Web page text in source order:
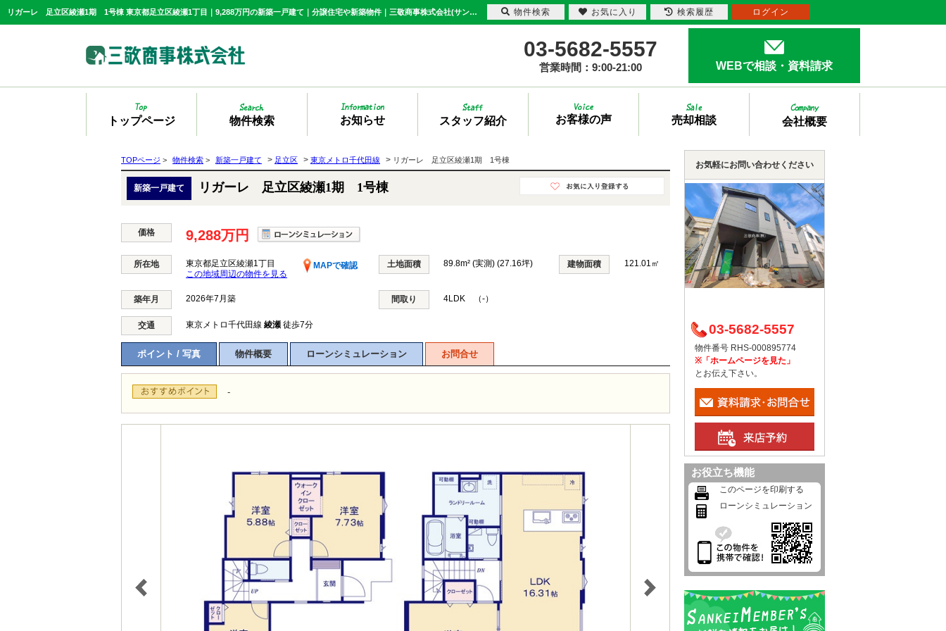
リガーレ 足立区綾瀬1期 1号棟 東京都足立区綾瀬1丁目｜9,288万円の新築一戸建て｜分譲住宅や新築物件｜三敬商事株式会社(サンケイ商事)
03-5682-5557
営業時間：9:00-21:00 WEBで相談・資料請求
トップページ 物件検索 お知らせ スタッフ紹介 お客様の声 売却相談 会社概要
TOPページ > 物件検索 > 新築一戸建て > 足立区 > 東京メトロ千代田線 > リガーレ 足立区綾瀬1期 1号棟
新築一戸建て リガーレ 足立区綾瀬1期 1号棟
価格 9,288万円
所在地 東京都足立区綾瀬1丁目
MAPで確認
この地域周辺の物件を見る
土地面積 89.8m² (実測) (27.16坪) 建物面積 121.01㎡
築年月 2026年7月築 間取り 4LDK （-）
交通 東京メトロ千代田線 綾瀬 徒歩7分
ポイント / 写真 物件概要 ローンシミュレーション お問合せ
-
お気軽にお問い合わせください
03-5682-5557
物件番号 RHS-000895774
※「ホームページを見た」
とお伝え下さい。
お役立ち機能
このページを印刷する
ローンシミュレーション
物件検索 お気に入り 検索履歴 ログイン